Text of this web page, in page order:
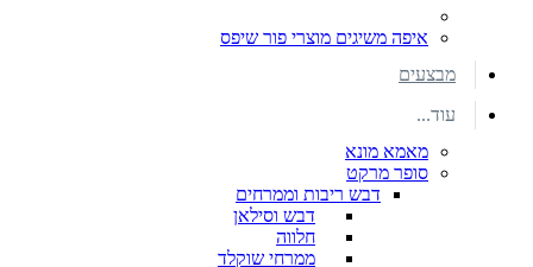
איפה משיגים מוצרי פור שיפס
מבצעים
עוד...
מאמא מונא
סופר מרקט
דבש ריבות וממרחים
דבש וסילאן
חלווה
ממרחי שוקלד